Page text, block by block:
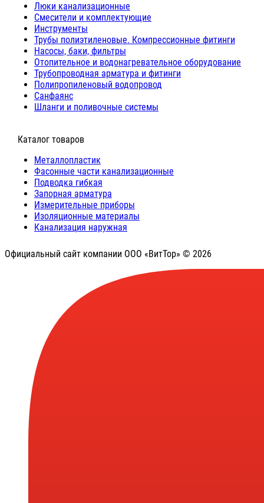
Люки канализационные
Cмесители и комплектующие
Инструменты
Трубы полиэтиленовые. Компрессионные фитинги
Насосы, баки, фильтры
Отопительное и водонагревательное оборудование
Трубопроводная арматура и фитинги
Полипропиленовый водопровод
Санфаянс
Шланги и поливочные системы
⠀Каталог товаров
Металлопластик
Фасонные части канализационные
Подводка гибкая
Запорная арматура
Измерительные приборы
Изоляционные материалы
Канализация наружная
Официальный сайт компании ООО «ВитТор» © 2026